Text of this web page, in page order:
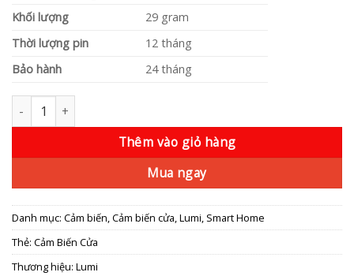
Khối lượng
29 gram
Thời lượng pin
12 tháng
Bảo hành
24 tháng
Cảm biến cửa số lượng
Thêm vào giỏ hàng
Mua ngay
Danh mục: Cảm biến,Cảm biến cửa,Lumi, Smart Home
Thẻ: Cảm Biến Cửa
Thương hiệu: Lumi